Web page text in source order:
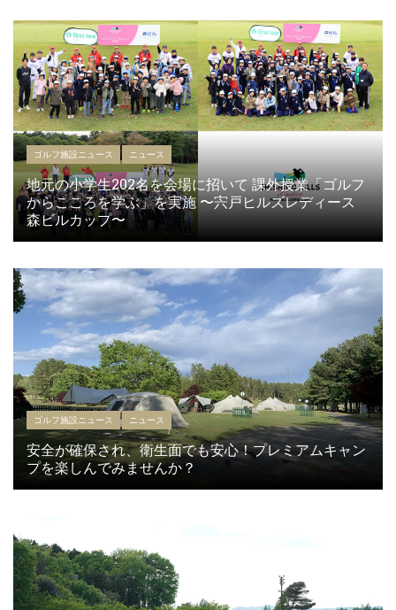
ゴルフ施設ニュース ニュース
地元の小学生202名を会場に招いて 課外授業「ゴルフ
からこころを学ぶ」を実施 〜宍戸ヒルズレディース
森ビルカップ〜
ゴルフ施設ニュース ニュース
安全が確保され、衛生面でも安心！プレミアムキャン
プを楽しんでみませんか？